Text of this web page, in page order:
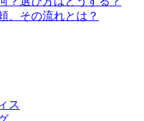
、その流れとは？
ス